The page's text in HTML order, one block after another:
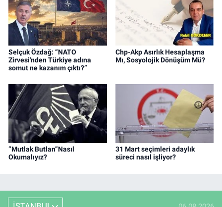
Selçuk Özdağ: “NATO
Zirvesi'nden Türkiye adına
somut ne kazanım çıktı?”
Chp-Akp Asırlık Hesaplaşma
Mı, Sosyolojik Dönüşüm Mü?
“Mutlak Butlan”Nasıl
Okumalıyız?
31 Mart seçimleri adaylık
süreci nasıl işliyor?